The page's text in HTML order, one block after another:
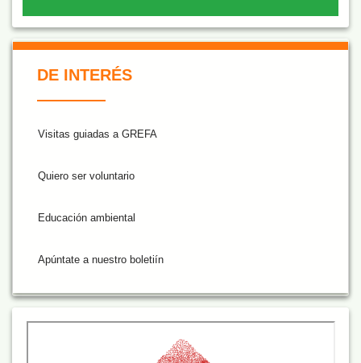
De Interés NARANJA
DE INTERÉS
Visitas guiadas a GREFA
Quiero ser voluntario
Educación ambiental
Apúntate a nuestro boletiín